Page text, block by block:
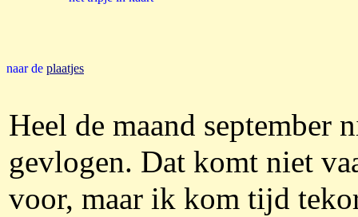
naar de plaatjes
Heel de maand september
gevlogen. Dat komt niet
voor, maar ik kom tijd